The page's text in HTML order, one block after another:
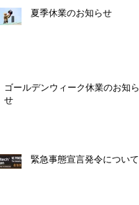
夏季休業のお知らせ
ゴールデンウィーク休業のお知ら
せ
緊急事態宣言発令について